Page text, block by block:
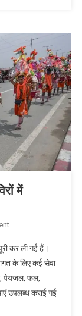
नहीं
मिलेगी
अनुकंपा
नियुक्ति
में
On
यात्रा
की
तैयारियां
पूरी,
कर ली गई हैं।
के लिए कई सेवा
पेयजल, फल,
उपलब्ध कराई गई